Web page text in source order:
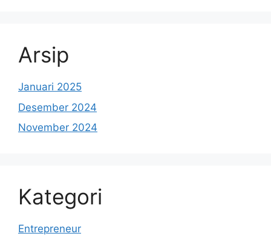
Arsip
Januari 2025
Desember 2024
November 2024
Kategori
Entrepreneur